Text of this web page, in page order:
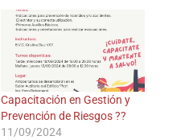
Capacitación en Gestión y
Prevención de Riesgos ??
11/09/2024